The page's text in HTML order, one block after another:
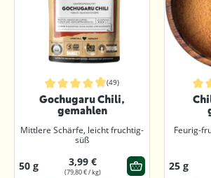
Durchschnittliche Bewertung von 4.9 von 5
(49)
Gochugaru Chili,
gemahlen
Mittlere Schärfe, leicht fruchtig-
süß
50 g 3,99 €
(79,80 € / kg)
Feurig-
25 g